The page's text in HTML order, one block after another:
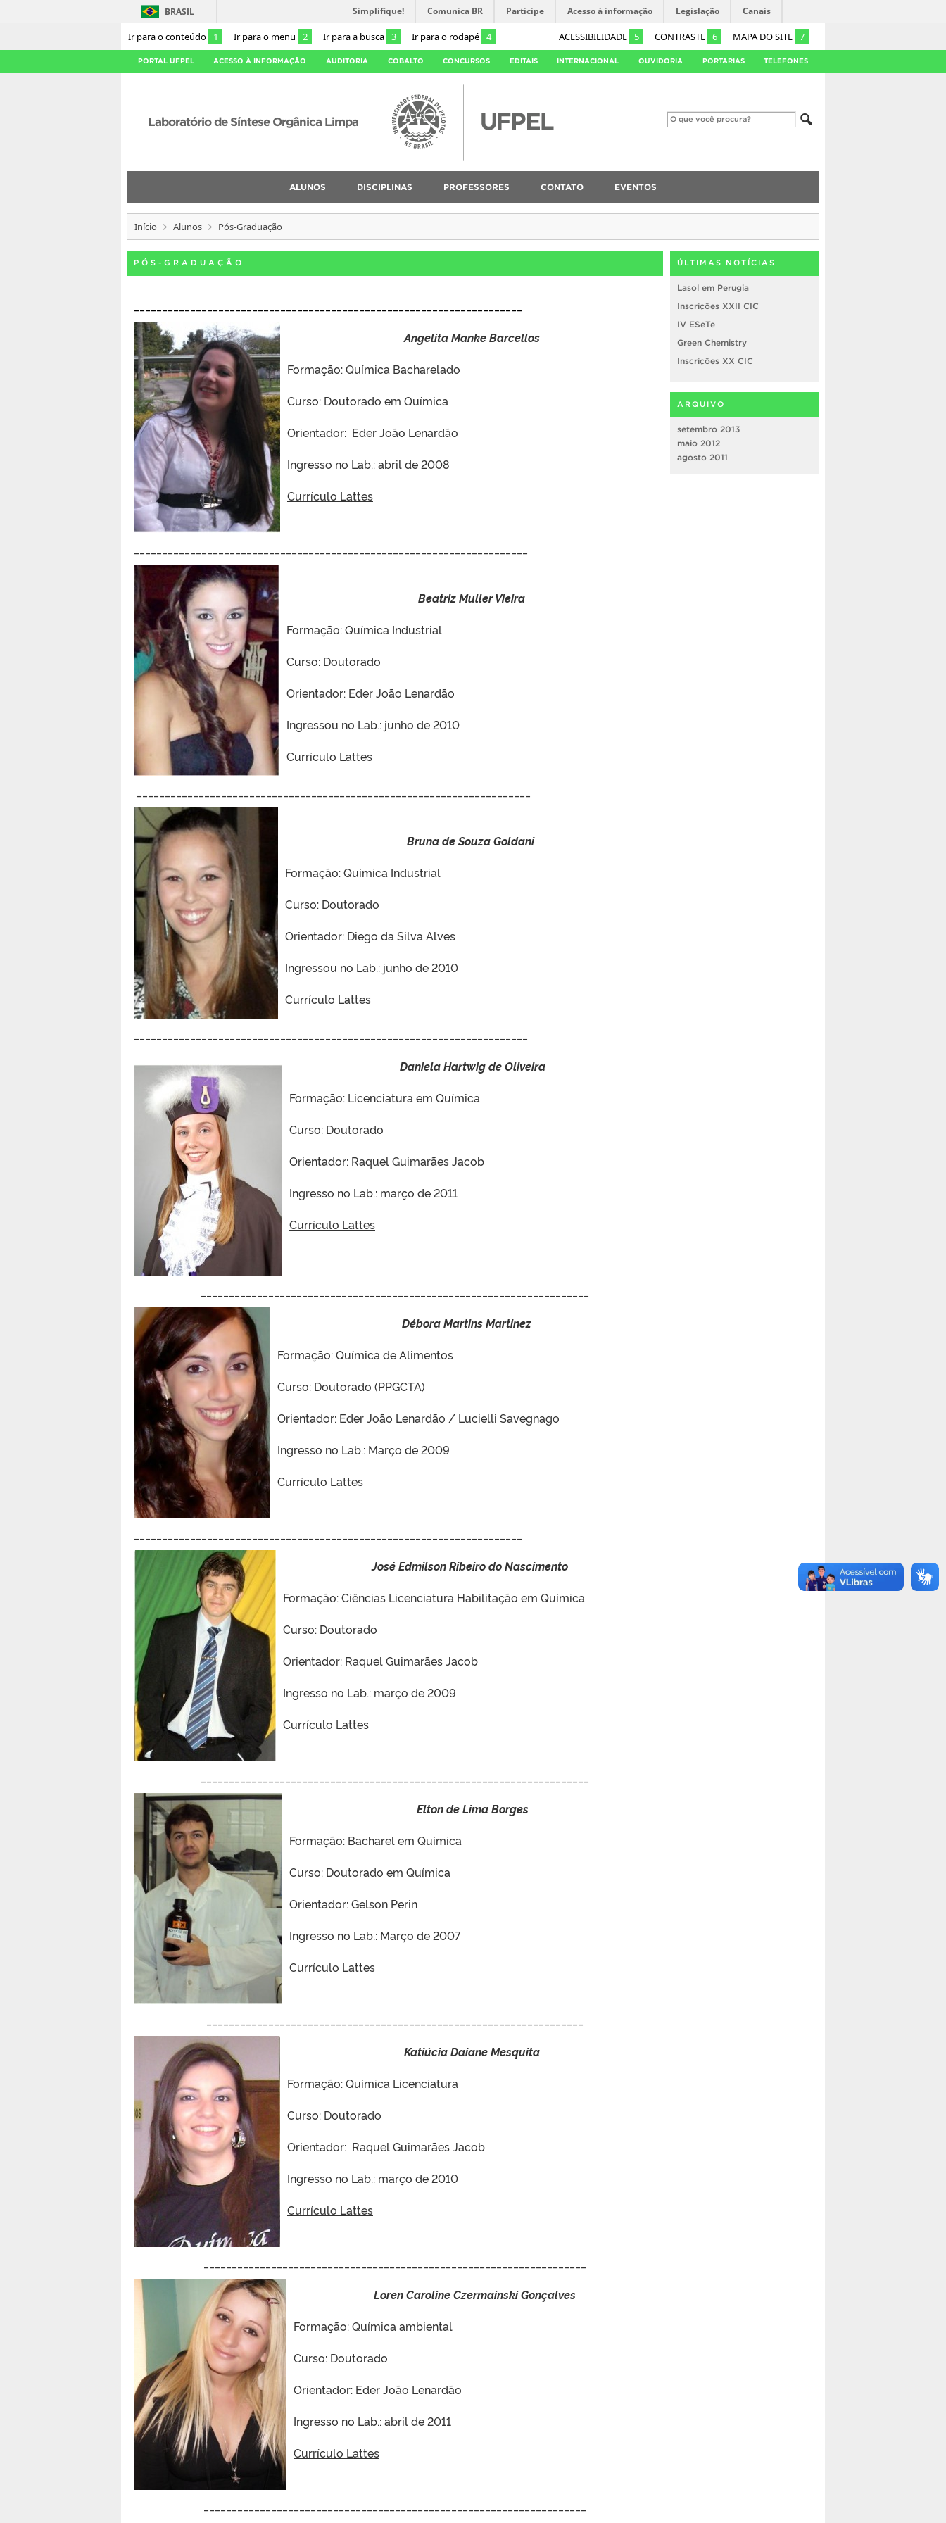
Ir para o conteúdo 1 Ir para o menu 2 Ir para a busca 3 Ir para o rodapé 4 ACESSIBILIDADE 5 CONTRASTE 6 MAPA DO SITE 7
BRASIL Simplifique! Comunica BR Participe Acesso à informação Legislação Canais
PORTAL UFPEL ACESSO À INFORMAÇÃO AUDITORIA COBALTO CONCURSOS EDITAIS INTERNACIONAL OUVIDORIA PORTARIAS TELEFONES
Laboratório de Síntese Orgânica Limpa
ALUNOS DISCIPLINAS PROFESSORES CONTATO EVENTOS
Início Alunos Pós-Graduação
PÓS-GRADUAÇÃO
Angelita Manke Barcellos
Formação: Química Bacharelado
Curso: Doutorado em Química
Orientador: Eder João Lenardão
Ingresso no Lab.: abril de 2008
Currículo Lattes
Beatriz Muller Vieira
Formação: Química Industrial
Curso: Doutorado
Orientador: Eder João Lenardão
Ingressou no Lab.: junho de 2010
Currículo Lattes
Bruna de Souza Goldani
Formação: Química Industrial
Curso: Doutorado
Orientador: Diego da Silva Alves
Ingressou no Lab.: junho de 2010
Currículo Lattes
Daniela Hartwig de Oliveira
Formação: Licenciatura em Química
Curso: Doutorado
Orientador: Raquel Guimarães Jacob
Ingresso no Lab.: março de 2011
Currículo Lattes
Débora Martins Martinez
Formação: Química de Alimentos
Curso: Doutorado (PPGCTA)
Orientador: Eder João Lenardão / Lucielli Savegnago
Ingresso no Lab.: Março de 2009
Currículo Lattes
José Edmilson Ribeiro do Nascimento
Formação: Ciências Licenciatura Habilitação em Química
Curso: Doutorado
Orientador: Raquel Guimarães Jacob
Ingresso no Lab.: março de 2009
Currículo Lattes
Elton de Lima Borges
Formação: Bacharel em Química
Curso: Doutorado em Química
Orientador: Gelson Perin
Ingresso no Lab.: Março de 2007
Currículo Lattes
Katiúcia Daiane Mesquita
Formação: Química Licenciatura
Curso: Doutorado
Orientador: Raquel Guimarães Jacob
Ingresso no Lab.: março de 2010
Currículo Lattes
Loren Caroline Czermainski Gonçalves
Formação: Química ambiental
Curso: Doutorado
Orientador: Eder João Lenardão
Ingresso no Lab.: abril de 2011
Currículo Lattes
ÚLTIMAS NOTÍCIAS
Lasol em Perugia
Inscrições XXII CIC
IV ESeTe
Green Chemistry
Inscrições XX CIC
ARQUIVO
setembro 2013
maio 2012
agosto 2011